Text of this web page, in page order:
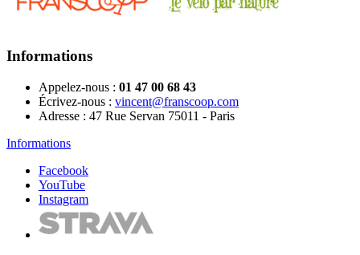
Informations
Appelez-nous : 01 47 00 68 43
Écrivez-nous : vincent@franscoop.com
Adresse : 47 Rue Servan 75011 - Paris
Informations
Facebook
YouTube
Instagram